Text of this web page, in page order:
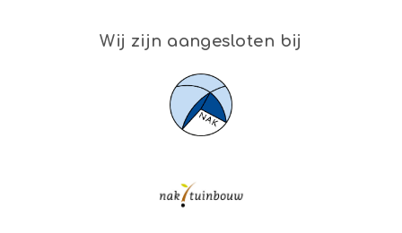
Wij zijn aangesloten bij